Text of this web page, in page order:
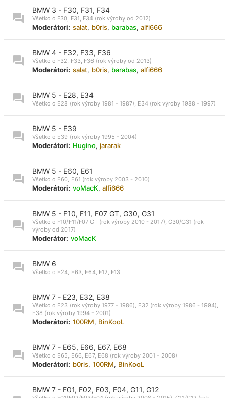
BMW 3 - F30, F31, F34
Všetko o F30, F31, F34 (rok výroby od 2012)
Moderátori: salat, b0ris, barabas, alfi666
BMW 4 - F32, F33, F36
Všetko o F32, F33, F36 (rok výroby od 2013)
Moderátori: salat, b0ris, barabas, alfi666
BMW 5 - E28, E34
Všetko o E28 (rok výroby 1981 - 1987), E34 (rok výroby 1988 - 1997)
BMW 5 - E39
Všetko o E39 (rok výroby 1995 - 2004)
Moderátori: Hugino, jararak
BMW 5 - E60, E61
Všetko o E60, E61 (rok výroby 2003 - 2010)
Moderátori: voMacK, alfi666
BMW 5 - F10, F11, F07 GT, G30, G31
Všetko o F10/F11/F07 GT (rok výroby 2010 - 2017), G30/G31 (rok
výroby od 2017)
Moderátor: voMacK
BMW 6
Všetko o E24, E63, E64, F12, F13
BMW 7 - E23, E32, E38
Všetko o E23 (rok výroby 1977 - 1986), E32 (rok výroby 1986 - 1994),
E38 (rok výroby 1994 - 2001)
Moderátori: 100RM, BinKooL
BMW 7 - E65, E66, E67, E68
Všetko o E65, E66, E67, E68 (rok výroby 2001 - 2008)
Moderátori: b0ris, 100RM, BinKooL
BMW 7 - F01, F02, F03, F04, G11, G12